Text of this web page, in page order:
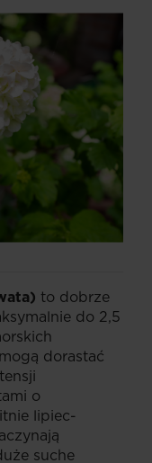
to dobrze
do 2,5
dorastać
o
lipiec-
suche